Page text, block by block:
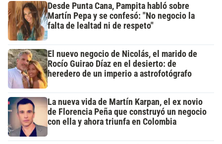
Desde Punta Cana, Pampita habló sobre
Martín Pepa y se confesó: "No negocio la
falta de lealtad ni de respeto"
El nuevo negocio de Nicolás, el marido de
Rocío Guirao Díaz en el desierto: de
heredero de un imperio a astrofotógrafo
La nueva vida de Martín Karpan, el ex novio
de Florencia Peña que construyó un negocio
con ella y ahora triunfa en Colombia